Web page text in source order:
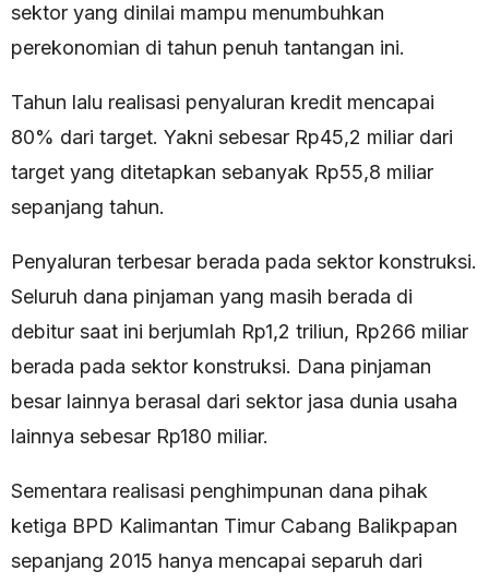
sektor yang dinilai mampu menumbuhkan
perekonomian di tahun penuh tantangan ini.
Tahun lalu realisasi penyaluran kredit mencapai
80% dari target. Yakni sebesar Rp45,2 miliar dari
target yang ditetapkan sebanyak Rp55,8 miliar
sepanjang tahun.
Penyaluran terbesar berada pada sektor konstruksi.
Seluruh dana pinjaman yang masih berada di
debitur saat ini berjumlah Rp1,2 triliun, Rp266 miliar
berada pada sektor konstruksi. Dana pinjaman
besar lainnya berasal dari sektor jasa dunia usaha
lainnya sebesar Rp180 miliar.
Sementara realisasi penghimpunan dana pihak
ketiga BPD Kalimantan Timur Cabang Balikpapan
sepanjang 2015 hanya mencapai separuh dari